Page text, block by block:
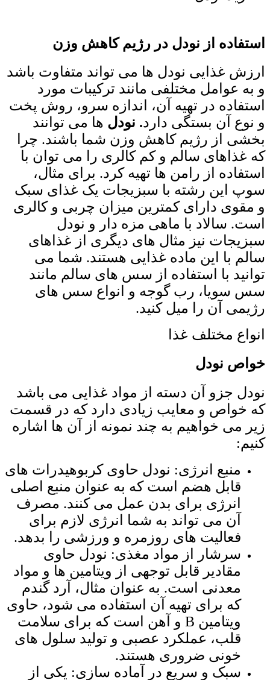
استفاده از نودل در رژیم کاهش وزن
ارزش غذایی نودل ‌ها می‌ تواند متفاوت باشد
و به عوامل مختلفی مانند ترکیبات مورد
استفاده در تهیه آن، اندازه سرو، روش پخت
و نوع آن بستگی دارد. نودل ‌ها می ‌توانند
بخشی از رژیم کاهش وزن شما باشند. چرا
که غذاهای سالم و کم کالری را می ‌توان با
استفاده از رامن ها تهیه کرد. برای مثال،
سوپ این رشته با سبزیجات یک غذای سبک
و مقوی دارای کمترین میزان چربی و کالری
است. سالاد با ماهی مزه‌ دار و نودل
سبزیجات نیز مثال ‌های دیگری از غذاهای
سالم با این ماده غذایی هستند. شما می
توانید با استفاده از سس ‌های سالم مانند
سس سویا، رب گوجه و انواع سس های
رژیمی آن را میل کنید.
انواع مختلف غذا
خواص نودل
نودل جزو آن دسته از مواد غذایی می باشد
که خواص و معایب زیادی دارد که در قسمت
زیر می خواهیم به چند نمونه از آن ها اشاره
کنیم:
منبع انرژی: نودل حاوی کربوهیدرات ‌های
قابل هضم است که به عنوان منبع اصلی
انرژی برای بدن عمل می‌ کنند. مصرف
آن می‌ تواند به شما انرژی لازم برای
فعالیت ‌های روزمره و ورزشی را بدهد.
سرشار از مواد مغذی: نودل حاوی
مقادیر قابل توجهی از ویتامین ‌ها و مواد
معدنی است. به عنوان مثال، آرد گندم
که برای تهیه آن استفاده می ‌شود، حاوی
ویتامین B و آهن است که برای سلامت
قلب، عملکرد عصبی و تولید سلول ‌های
خونی ضروری هستند.
سبک و سریع در آماده سازی: یکی از